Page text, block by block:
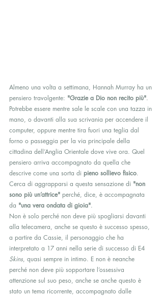
Almeno una volta a settimana, Hannah Murray ha un
pensiero travolgente: "Grazie a Dio non recito più".
Potrebbe essere mentre sale le scale con una tazza in
mano, o davanti alla sua scrivania per accendere il
computer, oppure mentre tira fuori una teglia dal
forno o passeggia per la via principale della
cittadina dell’Anglia Orientale dove vive ora. Quel
pensiero arriva accompagnato da quella che
descrive come una sorta di pieno sollievo fisico.
Cerca di aggrapparsi a questa sensazione di "non
sono più un’attrice" perché, dice, è accompagnata
da "una vera ondata di gioia".
Non è solo perché non deve più spogliarsi davanti
alla telecamera, anche se questo è successo spesso,
a partire da Cassie, il personaggio che ha
interpretato a 17 anni nella serie di successo di E4
Skins, quasi sempre in intimo. E non è neanche
perché non deve più sopportare l’ossessiva
attenzione sul suo peso, anche se anche questo è
stato un tema ricorrente, accompagnato dalle